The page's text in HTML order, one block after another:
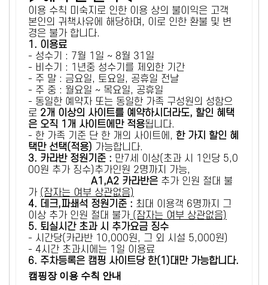
이용 수칙 미숙지로 인한 이용 상의 불이익은 고객
본인의 귀책사유에 해당하며, 이로 인한 환불 및 변
경은 불가 합니다.
1. 이용료
- 성수기 : 7월 1일 ~ 8월 31일
- 비수기 : 1년중 성수기를 제외한 기간
- 주 말 : 금요일, 토요일, 공휴일 전날
- 주 중 : 월요일 ~ 목요일, 공휴일
- 동일한 예약자 또는 동일한 가족 구성원의 성함으
로 2개 이상의 사이트를 예약하시더라도, 할인 혜택
은 오직 1개 사이트에만 적용됩니다.
- 한 가족 기준 단 한 개의 사이트에, 한 가지 할인 혜
택만 선택(적용) 가능합니다.
3. 카라반 정원기준 : 만7세 이상(초과 시 1인당 5,0
00원 추가 징수)추가인원 2명까지 가능,
A1,A2 카라반은 추가 인원 절대 불
가 (잠자는 여부 상관없음)
4. 데크,파쇄석 정원기준 : ​최대 이용객 6명까지 그
이상 추가 인원 절대 불가 (잠자는 여부 상관없음)
5. 퇴실시간 초과 시 추가요금 징수
- 시간당(카라반 10,000원, 그 외 시설 5,000원)
- 4시간 초과시에는 1일 이용료
6. 주차등록은 캠핑 사이트당 한(1)대만 가능합니다.
캠핑장 이용 수칙 안내